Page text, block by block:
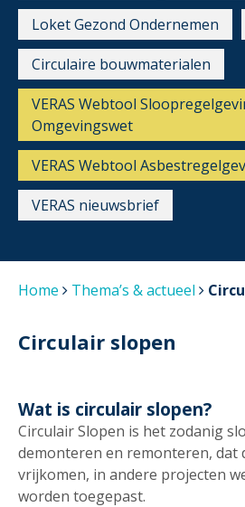
Loket Gezond Ondernemen
Circulaire bouwmaterialen
VERAS Webtool
Omgevingswet
VERAS Webtool
VERAS nieuwsbrief
Home Thema’s & actueel
Circulair slopen
Wat is circulair slopen?
Circulair Slopen is het zodanig
demonteren en remonteren, dat
vrijkomen, in andere projecten
worden toegepast.